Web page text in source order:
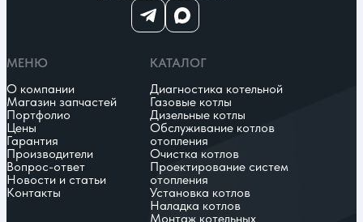
МЕНЮ
О компании
Магазин запчастей
Портфолио
Цены
Гарантия
Производители
Вопрос-ответ
Новости и статьи
Контакты
КАТАЛОГ
Диагностика котельной
Газовые котлы
Дизельные котлы
Обслуживание котлов
отопления
Очистка котлов
Проектирование систем
отопления
Установка котлов
Наладка котлов
Монтаж котельных